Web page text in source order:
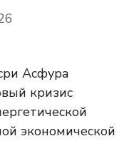
Асфура
кризис
экономической